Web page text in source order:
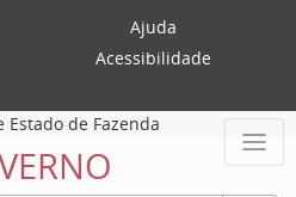
Ajuda
Acessibilidade
Estado de Fazenda